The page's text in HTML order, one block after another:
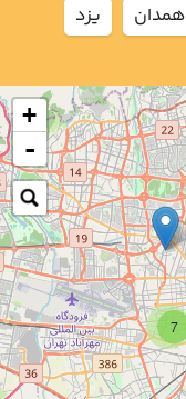
7
+
-
همدان يزد